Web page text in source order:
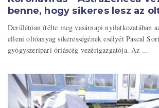
benne, hogy sikeres lesz az
Derűlátóan ítélte meg vasárnapi nyilatkozatában
elleni oltóanyag sikerességének esélyét Pascal
gyógyszeripari óriáscég vezérigazgatója. Az ...